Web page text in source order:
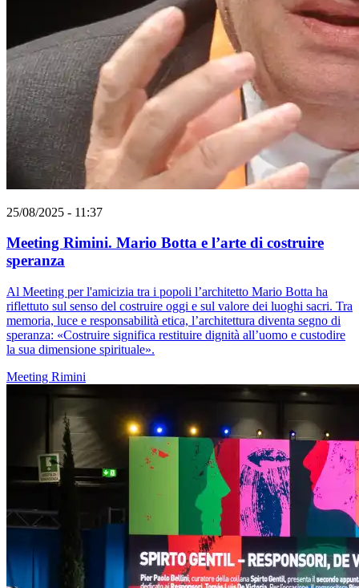
25/08/2025 - 11:37
Meeting Rimini. Mario Botta e l’arte di costruire
speranza
Al Meeting per l'amicizia tra i popoli l’architetto Mario Botta ha
riflettuto sul senso del costruire oggi e sul valore dei luoghi sacri. Tra
memoria, luce e responsabilità etica, l’architettura diventa segno di
speranza: «Costruire significa restituire dignità all’uomo e custodire
la sua dimensione spirituale».
Meeting Rimini